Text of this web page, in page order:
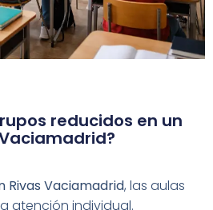
reducidos en un
Rivas Vaciamadrid, las aulas
atención individual.